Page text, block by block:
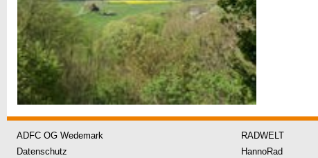
ADFC OG Wedemark
Datenschutz
RADWELT
HannoRad